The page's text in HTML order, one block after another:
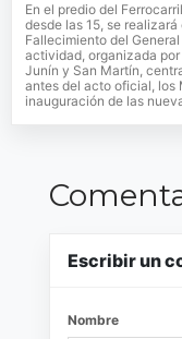
En el predio del
desde las 15, se
Fallecimiento del
actividad, organizada
Junín y San Martín,
antes del acto oficial, los
inauguración de las
Escribir un
Nombre